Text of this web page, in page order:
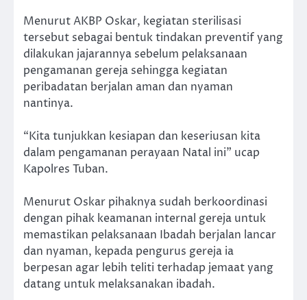
Menurut AKBP Oskar, kegiatan sterilisasi
tersebut sebagai bentuk tindakan preventif yang
dilakukan jajarannya sebelum pelaksanaan
pengamanan gereja sehingga kegiatan
peribadatan berjalan aman dan nyaman
nantinya.
“Kita tunjukkan kesiapan dan keseriusan kita
dalam pengamanan perayaan Natal ini” ucap
Kapolres Tuban.
Menurut Oskar pihaknya sudah berkoordinasi
dengan pihak keamanan internal gereja untuk
memastikan pelaksanaan Ibadah berjalan lancar
dan nyaman, kepada pengurus gereja ia
berpesan agar lebih teliti terhadap jemaat yang
datang untuk melaksanakan ibadah.